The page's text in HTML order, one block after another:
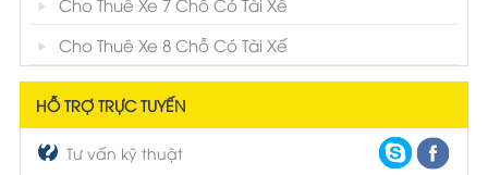
Cho Thuê Xe 8 Chỗ Có Tài Xế
HỖ TRỢ TRỰC TUYẾN
Tư vấn kỹ thuật